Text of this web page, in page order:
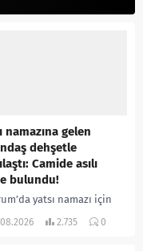
namazına gelen
dehşetle
Camide asılı
bulundu!
yatsı namazı için
gelen bir vatandaş,
2.735 0